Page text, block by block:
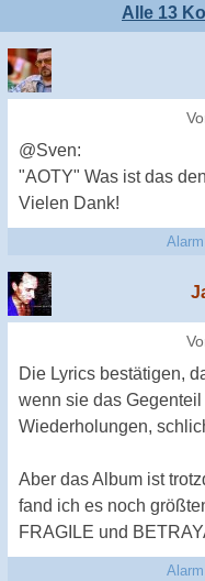
Alle 13
@Sven:
"AOTY" Was ist das
Vielen Dank!
Alarm
Die Lyrics bestätigen,
wenn sie das
Wiederholungen,
Aber das Album ist
fand ich es noch
FRAGILE und
Alarm